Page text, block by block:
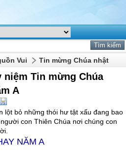
Vui Tin mừng Chúa nhật
Tin mừng Chúa
A
lột bỏ những thói hư tật xấu đang bao
con Thiên Chúa nơi chúng con
NĂM A